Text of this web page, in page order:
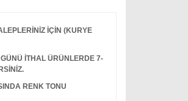
İÇİN (KURYE
İTHAL ÜRÜNLERDE 7-
RENK TONU